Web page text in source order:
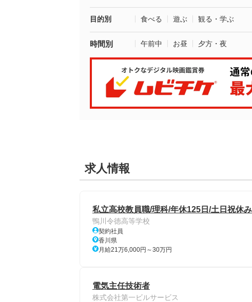
目的別 食べる 遊ぶ 観る・学ぶ
時間別 午前中 お昼 夕方・夜
求人情報
私立高校教員職/理科/年休125日/土日祝休
鴨川令徳高等学校
契約社員
香川県
月給21万6,000円～30万円
電気主任技術者
株式会社第一ビルサービス